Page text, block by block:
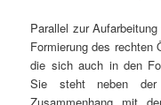
Parallel zur
Formierung des rechten
die sich auch in den
Sie steht neben der